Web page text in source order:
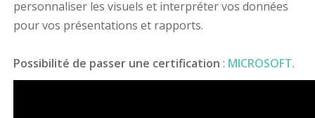
personnaliser les visuels et interpréter vos données
pour vos présentations et rapports.
Possibilité de passer une certification : MICROSOFT.